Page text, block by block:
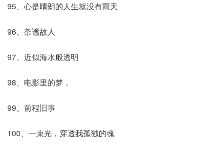
95、心是晴朗的人生就没有雨天
96、荼谧故人
97、近似海水般透明
98、电影里的梦，
99、前程旧事
100、一束光，穿透我孤独的魂